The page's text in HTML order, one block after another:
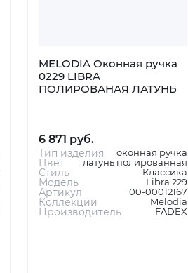
MELODIA Оконная ручка
0229 LIBRA
ПОЛИРОВАНАЯ ЛАТУНЬ
6 871 руб.
Тип изделия оконная ручка
Цвет латунь полированная
Стиль Классика
Модель Libra 229
Артикул 00-00012167
Коллекции Melodia
Производитель FADEX